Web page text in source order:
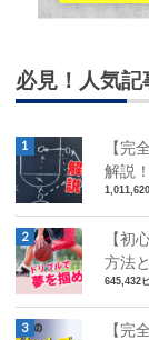
必見！人気
【完
解説！
【初
方法
645,432
【完